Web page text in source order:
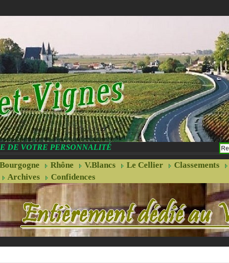
DE VOTRE PERSONNALITÉ
Bourgogne Rhône V.Blancs Le Cellier Classements
Archives Confidences